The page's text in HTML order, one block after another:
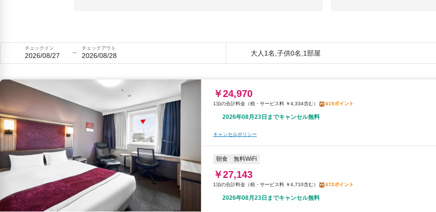
チェックイン
2026/08/27
チェックアウト
2026/08/28 大人1名,子供0名,1部屋
￥24,970
税・サービス料 ￥4,334含む 619ポイント
2026年08月23日までキャンセル無料
キャンセルポリシー
朝食 無料WiFi
￥27,143
税・サービス料 ￥4,710含む 672ポイント
2026年08月23日までキャンセル無料